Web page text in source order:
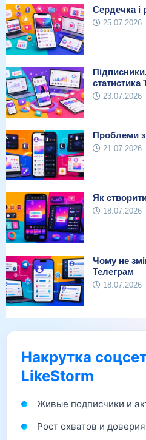
Сердечка і
25.07.2026
статистика
23.07.2026
Проблеми
21.07.2026
Як
18.07.2026
Чому не
Телеграм
18.07.2026
Накрутка
LikeStorm
Живые подписчики и
Рост охватов и